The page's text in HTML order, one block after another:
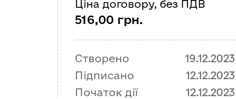
Ціна договору, без ПДВ
516,00 грн.
Створено
19.12.2023
Підписано
12.12.2023
Початок дії
12.12.2023